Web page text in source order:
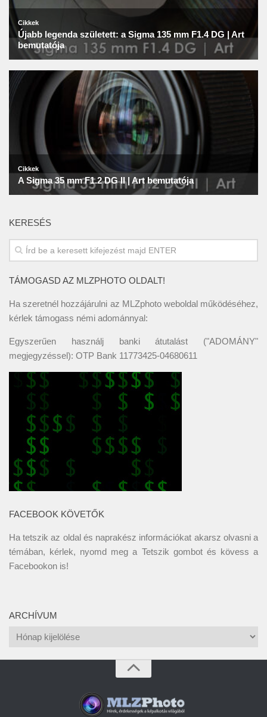
KERESÉS
TÁMOGASD AZ MLZPHOTO OLDALT!
Ha szeretnél hozzájárulni az MLZphoto weboldal működéséhez,
kérlek támogass némi adománnyal:
Egyszerűen használj banki átutalást ("ADOMÁNY"
megjegyzéssel): OTP Bank 11773425-04680611
FACEBOOK KÖVETŐK
Ha tetszik az oldal és naprakész információkat akarsz olvasni a
témában, kérlek, nyomd meg a Tetszik gombot és kövess a
Facebookon is!
ARCHÍVUM
Archívum